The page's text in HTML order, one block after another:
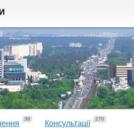
36
Консультації
270